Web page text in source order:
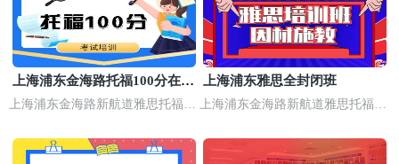
上海浦东金海路托福100分在线
课程
上海浦东金海路新航道雅思托福培
上海浦东雅思全封闭班
上海浦东金海路新航道雅思托福培